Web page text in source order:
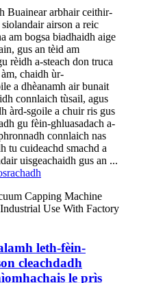
Buainear arbhair ceithir-
airson a reic
am bogsa biadhaidh aige
gus an tèid am
rèidh a-steach don truca
chaidh ùr-
a dhèanamh air bunait
connlaich tùsail, agus
àrd-sgoile a chuir ris gus
gu fèin-ghluasadach a-
connlaich nas
tu cuideachd smachd a
uisgeachaidh gus an ...
leth-fèin-
cleachdadh
le prìs